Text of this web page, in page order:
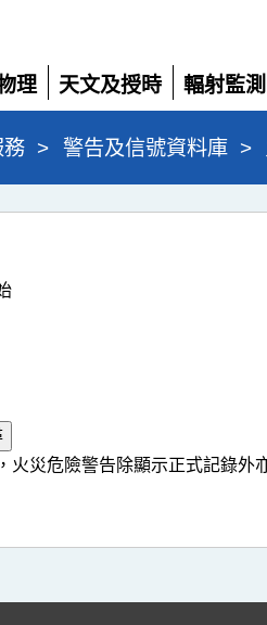
理
天文及授時
展
開
輻射監測
展
開
務 > 警告及信號資料庫 >
火災危險警告除顯示正式記錄